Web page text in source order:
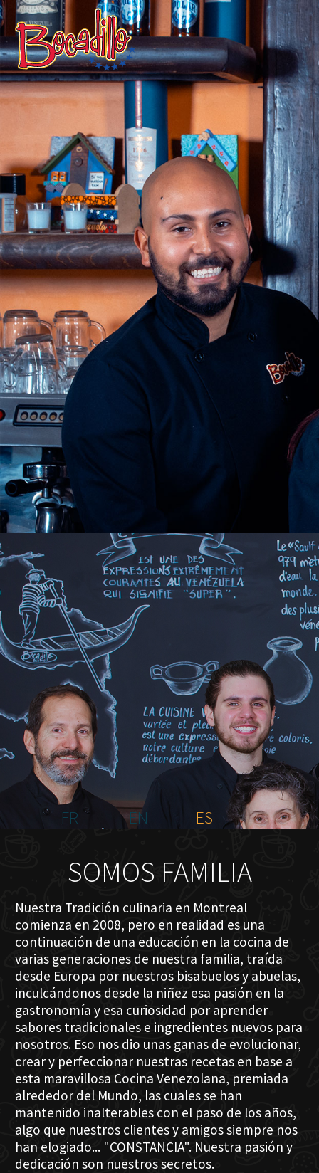
INICIO
NOSOTROS
MENÚ PLATEAU
EVENTOS
RESERVACIONES
COMENTARIOS
CONTACTO
FR
EN ES
SOMOS FAMILIA
Nuestra Tradición culinaria en Montreal
comienza en 2008, pero en realidad es una
continuación de una educación en la cocina de
varias generaciones de nuestra familia, traída
desde Europa por nuestros bisabuelos y abuelas,
inculcándonos desde la niñez esa pasión en la
gastronomía y esa curiosidad por aprender
sabores tradicionales e ingredientes nuevos para
nosotros. Eso nos dio unas ganas de evolucionar,
crear y perfeccionar nuestras recetas en base a
esta maravillosa Cocina Venezolana, premiada
alrededor del Mundo, las cuales se han
mantenido inalterables con el paso de los años,
algo que nuestros clientes y amigos siempre nos
han elogiado... "CONSTANCIA". Nuestra pasión y
dedicación son nuestros secretos.